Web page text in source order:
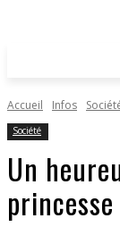
Accueil Infos
Société
Un